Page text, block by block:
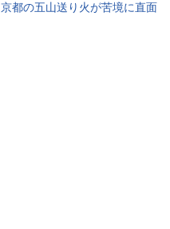
京都の五山送り火が苦境に直面